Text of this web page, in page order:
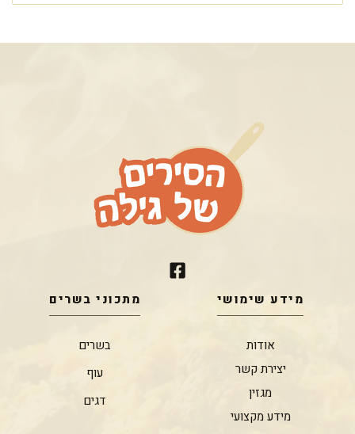
מידע שימושי
אודות
יצירת קשר
מגזין
מידע מקצועי
מתכוני בשרים
בשרים
עוף
דגים